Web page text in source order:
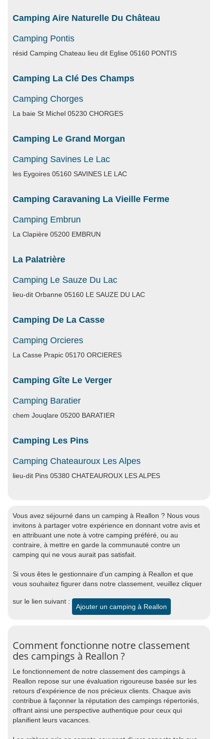
Camping Aire Naturelle Du Château
Camping Pontis
résid Camping Chateau lieu dit Eglise 05160 PONTIS
Camping La Clé Des Champs
Camping Chorges
La baie St Michel 05230 CHORGES
Camping Le Grand Morgan
Camping Savines Le Lac
les Eygoires 05160 SAVINES LE LAC
Camping Caravaning La Vieille Ferme
Camping Embrun
La Clapière 05200 EMBRUN
La Palatrière
Camping Le Sauze Du Lac
lieu-dit Orbanne 05160 LE SAUZE DU LAC
Camping De La Casse
Camping Orcieres
La Casse Prapic 05170 ORCIERES
Camping Gîte Le Verger
Camping Baratier
chem Jouqlare 05200 BARATIER
Camping Les Pins
Camping Chateauroux Les Alpes
lieu-dit Pins 05380 CHATEAUROUX LES ALPES
Vous avez séjourné dans un camping à Reallon ? Nous vous
invitons à partager votre expérience en donnant votre avis et
en attribuant une note à votre camping préféré, ou au
contraire, à mettre en garde la communauté contre un
camping qui ne vous aurait pas satisfait.
Si vous êtes le gestionnaire d'un camping à Reallon et que
vous souhaitez figurer dans notre classement, veuillez cliquer
sur le lien suivant :
Ajouter un camping à Reallon
Comment fonctionne notre classement
des campings à Reallon ?
Le fonctionnement de notre classement des campings à
Reallon repose sur une évaluation rigoureuse basée sur les
retours d'expérience de nos précieux clients. Chaque avis
contribue à façonner la réputation des campings répertoriés,
offrant ainsi une perspective authentique pour ceux qui
planifient leurs vacances.